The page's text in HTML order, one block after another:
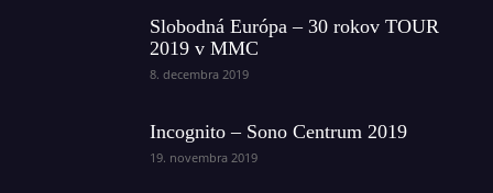
Slobodná Európa – 30 rokov TOUR
2019 v MMC
8. decembra 2019
Incognito – Sono Centrum 2019
19. novembra 2019